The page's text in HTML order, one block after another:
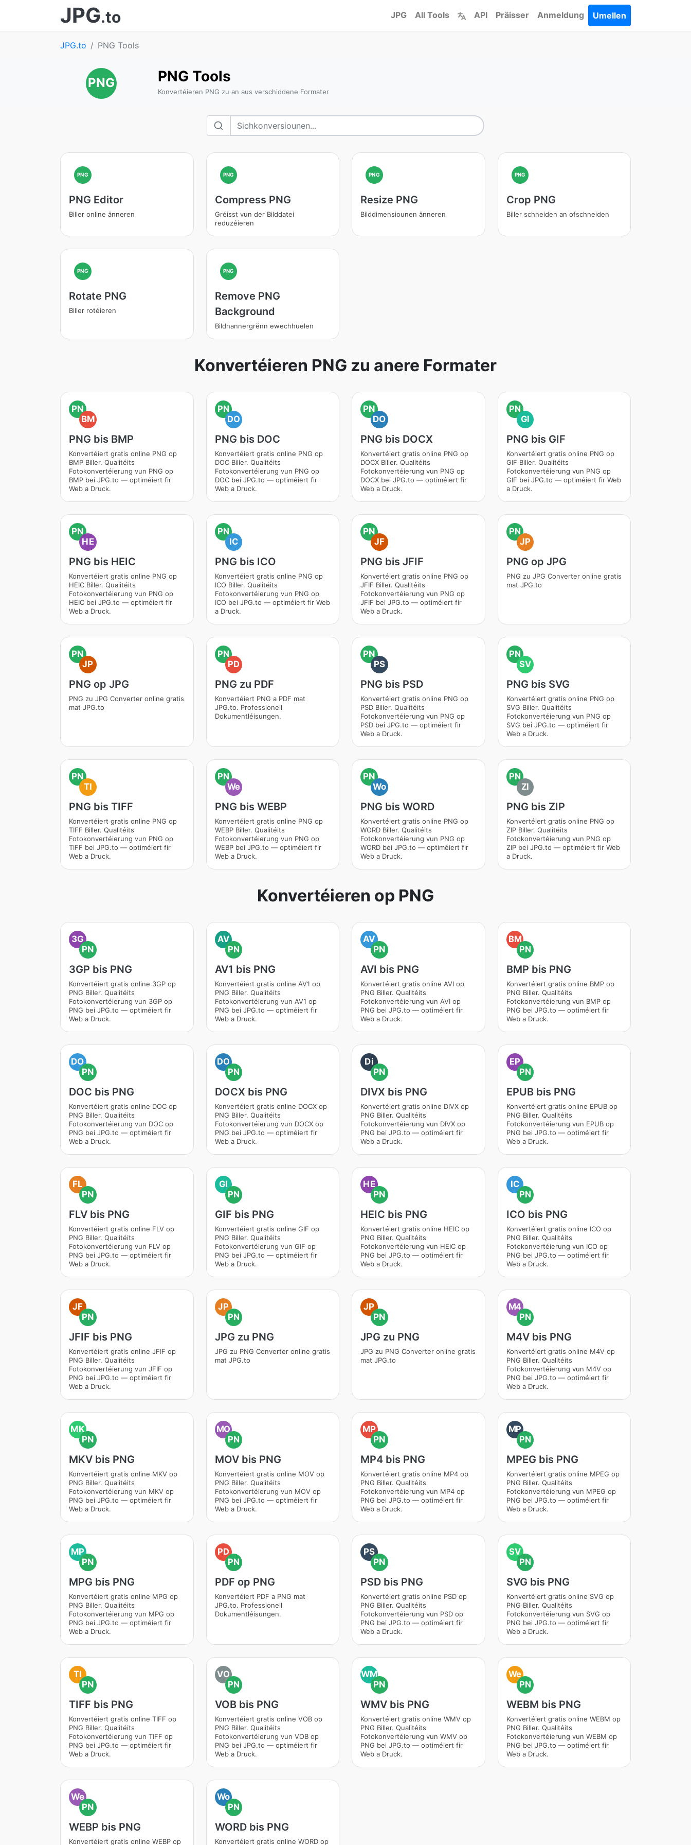
JPG.to JPG All Tools API Präisser Anmeldung Umellen
JPG.to PNG Tools
PNG PNG Tools
Konvertéieren PNG zu an aus verschiddene Formater
PNG
PNG Editor
Biller online änneren
PNG
Compress PNG
Gréisst vun der Bilddatei
reduzéieren
PNG
Resize PNG
Bilddimensiounen änneren
PNG
Crop PNG
Biller schneiden an ofschneiden
PNG
Rotate PNG
Biller rotéieren
PNG
Remove PNG
Background
Bildhannergrënn ewechhuelen
Konvertéieren PNG zu anere Formater
PN
BM
PNG bis BMP
Konvertéiert gratis online PNG op
BMP Biller. Qualitéits
Fotokonvertéierung vun PNG op
BMP bei JPG.to — optiméiert fir
Web a Druck.
PN
DO
PNG bis DOC
Konvertéiert gratis online PNG op
DOC Biller. Qualitéits
Fotokonvertéierung vun PNG op
DOC bei JPG.to — optiméiert fir
Web a Druck.
PN
DO
PNG bis DOCX
Konvertéiert gratis online PNG op
DOCX Biller. Qualitéits
Fotokonvertéierung vun PNG op
DOCX bei JPG.to — optiméiert fir
Web a Druck.
PN
GI
PNG bis GIF
Konvertéiert gratis online PNG op
GIF Biller. Qualitéits
Fotokonvertéierung vun PNG op
GIF bei JPG.to — optiméiert fir Web
a Druck.
PN
HE
PNG bis HEIC
Konvertéiert gratis online PNG op
HEIC Biller. Qualitéits
Fotokonvertéierung vun PNG op
HEIC bei JPG.to — optiméiert fir
Web a Druck.
PN
IC
PNG bis ICO
Konvertéiert gratis online PNG op
ICO Biller. Qualitéits
Fotokonvertéierung vun PNG op
ICO bei JPG.to — optiméiert fir Web
a Druck.
PN
JF
PNG bis JFIF
Konvertéiert gratis online PNG op
JFIF Biller. Qualitéits
Fotokonvertéierung vun PNG op
JFIF bei JPG.to — optiméiert fir
Web a Druck.
PN
JP
PNG op JPG
PNG zu JPG Converter online gratis
mat JPG.to
PN
JP
PNG op JPG
PNG zu JPG Converter online gratis
mat JPG.to
PN
PD
PNG zu PDF
Konvertéiert PNG a PDF mat
JPG.to. Professionell
Dokumentléisungen.
PN
PS
PNG bis PSD
Konvertéiert gratis online PNG op
PSD Biller. Qualitéits
Fotokonvertéierung vun PNG op
PSD bei JPG.to — optiméiert fir
Web a Druck.
PN
SV
PNG bis SVG
Konvertéiert gratis online PNG op
SVG Biller. Qualitéits
Fotokonvertéierung vun PNG op
SVG bei JPG.to — optiméiert fir
Web a Druck.
PN
TI
PNG bis TIFF
Konvertéiert gratis online PNG op
TIFF Biller. Qualitéits
Fotokonvertéierung vun PNG op
TIFF bei JPG.to — optiméiert fir
Web a Druck.
PN
We
PNG bis WEBP
Konvertéiert gratis online PNG op
WEBP Biller. Qualitéits
Fotokonvertéierung vun PNG op
WEBP bei JPG.to — optiméiert fir
Web a Druck.
PN
Wo
PNG bis WORD
Konvertéiert gratis online PNG op
WORD Biller. Qualitéits
Fotokonvertéierung vun PNG op
WORD bei JPG.to — optiméiert fir
Web a Druck.
PN
ZI
PNG bis ZIP
Konvertéiert gratis online PNG op
ZIP Biller. Qualitéits
Fotokonvertéierung vun PNG op
ZIP bei JPG.to — optiméiert fir Web
a Druck.
Konvertéieren op PNG
3G
PN
3GP bis PNG
Konvertéiert gratis online 3GP op
PNG Biller. Qualitéits
Fotokonvertéierung vun 3GP op
PNG bei JPG.to — optiméiert fir
Web a Druck.
AV
PN
AV1 bis PNG
Konvertéiert gratis online AV1 op
PNG Biller. Qualitéits
Fotokonvertéierung vun AV1 op
PNG bei JPG.to — optiméiert fir
Web a Druck.
AV
PN
AVI bis PNG
Konvertéiert gratis online AVI op
PNG Biller. Qualitéits
Fotokonvertéierung vun AVI op
PNG bei JPG.to — optiméiert fir
Web a Druck.
BM
PN
BMP bis PNG
Konvertéiert gratis online BMP op
PNG Biller. Qualitéits
Fotokonvertéierung vun BMP op
PNG bei JPG.to — optiméiert fir
Web a Druck.
DO
PN
DOC bis PNG
Konvertéiert gratis online DOC op
PNG Biller. Qualitéits
Fotokonvertéierung vun DOC op
PNG bei JPG.to — optiméiert fir
Web a Druck.
DO
PN
DOCX bis PNG
Konvertéiert gratis online DOCX op
PNG Biller. Qualitéits
Fotokonvertéierung vun DOCX op
PNG bei JPG.to — optiméiert fir
Web a Druck.
Di
PN
DIVX bis PNG
Konvertéiert gratis online DIVX op
PNG Biller. Qualitéits
Fotokonvertéierung vun DIVX op
PNG bei JPG.to — optiméiert fir
Web a Druck.
EP
PN
EPUB bis PNG
Konvertéiert gratis online EPUB op
PNG Biller. Qualitéits
Fotokonvertéierung vun EPUB op
PNG bei JPG.to — optiméiert fir
Web a Druck.
FL
PN
FLV bis PNG
Konvertéiert gratis online FLV op
PNG Biller. Qualitéits
Fotokonvertéierung vun FLV op
PNG bei JPG.to — optiméiert fir
Web a Druck.
GI
PN
GIF bis PNG
Konvertéiert gratis online GIF op
PNG Biller. Qualitéits
Fotokonvertéierung vun GIF op
PNG bei JPG.to — optiméiert fir
Web a Druck.
HE
PN
HEIC bis PNG
Konvertéiert gratis online HEIC op
PNG Biller. Qualitéits
Fotokonvertéierung vun HEIC op
PNG bei JPG.to — optiméiert fir
Web a Druck.
IC
PN
ICO bis PNG
Konvertéiert gratis online ICO op
PNG Biller. Qualitéits
Fotokonvertéierung vun ICO op
PNG bei JPG.to — optiméiert fir
Web a Druck.
JF
PN
JFIF bis PNG
Konvertéiert gratis online JFIF op
PNG Biller. Qualitéits
Fotokonvertéierung vun JFIF op
PNG bei JPG.to — optiméiert fir
Web a Druck.
JP
PN
JPG zu PNG
JPG zu PNG Converter online gratis
mat JPG.to
JP
PN
JPG zu PNG
JPG zu PNG Converter online gratis
mat JPG.to
M4
PN
M4V bis PNG
Konvertéiert gratis online M4V op
PNG Biller. Qualitéits
Fotokonvertéierung vun M4V op
PNG bei JPG.to — optiméiert fir
Web a Druck.
MK
PN
MKV bis PNG
Konvertéiert gratis online MKV op
PNG Biller. Qualitéits
Fotokonvertéierung vun MKV op
PNG bei JPG.to — optiméiert fir
Web a Druck.
MO
PN
MOV bis PNG
Konvertéiert gratis online MOV op
PNG Biller. Qualitéits
Fotokonvertéierung vun MOV op
PNG bei JPG.to — optiméiert fir
Web a Druck.
MP
PN
MP4 bis PNG
Konvertéiert gratis online MP4 op
PNG Biller. Qualitéits
Fotokonvertéierung vun MP4 op
PNG bei JPG.to — optiméiert fir
Web a Druck.
MP
PN
MPEG bis PNG
Konvertéiert gratis online MPEG op
PNG Biller. Qualitéits
Fotokonvertéierung vun MPEG op
PNG bei JPG.to — optiméiert fir
Web a Druck.
MP
PN
MPG bis PNG
Konvertéiert gratis online MPG op
PNG Biller. Qualitéits
Fotokonvertéierung vun MPG op
PNG bei JPG.to — optiméiert fir
Web a Druck.
PD
PN
PDF op PNG
Konvertéiert PDF a PNG mat
JPG.to. Professionell
Dokumentléisungen.
PS
PN
PSD bis PNG
Konvertéiert gratis online PSD op
PNG Biller. Qualitéits
Fotokonvertéierung vun PSD op
PNG bei JPG.to — optiméiert fir
Web a Druck.
SV
PN
SVG bis PNG
Konvertéiert gratis online SVG op
PNG Biller. Qualitéits
Fotokonvertéierung vun SVG op
PNG bei JPG.to — optiméiert fir
Web a Druck.
TI
PN
TIFF bis PNG
Konvertéiert gratis online TIFF op
PNG Biller. Qualitéits
Fotokonvertéierung vun TIFF op
PNG bei JPG.to — optiméiert fir
Web a Druck.
VO
PN
VOB bis PNG
Konvertéiert gratis online VOB op
PNG Biller. Qualitéits
Fotokonvertéierung vun VOB op
PNG bei JPG.to — optiméiert fir
Web a Druck.
WM
PN
WMV bis PNG
Konvertéiert gratis online WMV op
PNG Biller. Qualitéits
Fotokonvertéierung vun WMV op
PNG bei JPG.to — optiméiert fir
Web a Druck.
We
PN
WEBM bis PNG
Konvertéiert gratis online WEBM op
PNG Biller. Qualitéits
Fotokonvertéierung vun WEBM op
PNG bei JPG.to — optiméiert fir
Web a Druck.
We
PN
WEBP bis PNG
Konvertéiert gratis online WEBP op
Wo
PN
WORD bis PNG
Konvertéiert gratis online WORD op